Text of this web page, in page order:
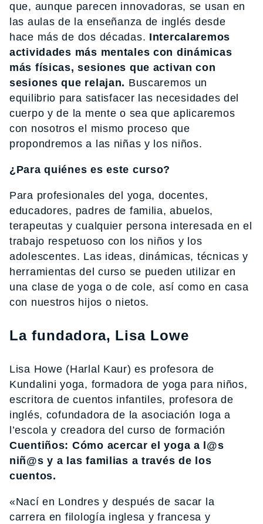
que, aunque parecen innovadoras, se usan en
las aulas de la enseñanza de inglés desde
hace más de dos décadas. Intercalaremos
actividades más mentales con dinámicas
más físicas, sesiones que activan con
sesiones que relajan. Buscaremos un
equilibrio para satisfacer las necesidades del
cuerpo y de la mente o sea que aplicaremos
con nosotros el mismo proceso que
propondremos a las niñas y los niños.
¿Para quiénes es este curso?
Para profesionales del yoga, docentes,
educadores, padres de familia, abuelos,
terapeutas y cualquier persona interesada en el
trabajo respetuoso con los niños y los
adolescentes. Las ideas, dinámicas, técnicas y
herramientas del curso se pueden utilizar en
una clase de yoga o de cole, así como en casa
con nuestros hijos o nietos.
La fundadora, Lisa Lowe
Lisa Howe (Harlal Kaur) es profesora de
Kundalini yoga, formadora de yoga para niños,
escritora de cuentos infantiles, profesora de
inglés, cofundadora de la asociación Ioga a
l’escola y creadora del curso de formación
Cuentiños: Cómo acercar el yoga a l@s
niñ@s y a las familias a través de los
cuentos.
«Nací en Londres y después de sacar la
carrera en filología inglesa y francesa y